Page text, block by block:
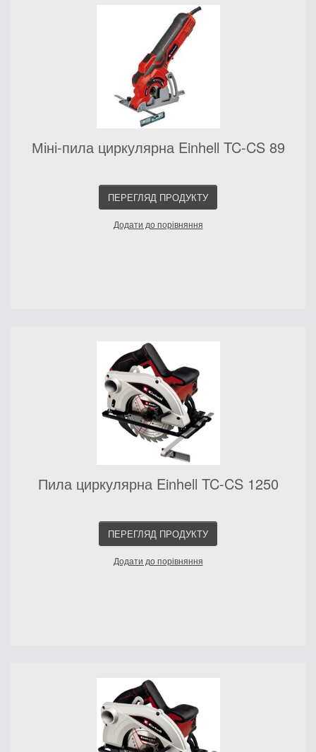
Міні-пила циркулярна Einhell TC-CS 89
ПЕРЕГЛЯД ПРОДУКТУ
Додати до порівняння
Пила циркулярна Einhell TC-CS 1250
ПЕРЕГЛЯД ПРОДУКТУ
Додати до порівняння